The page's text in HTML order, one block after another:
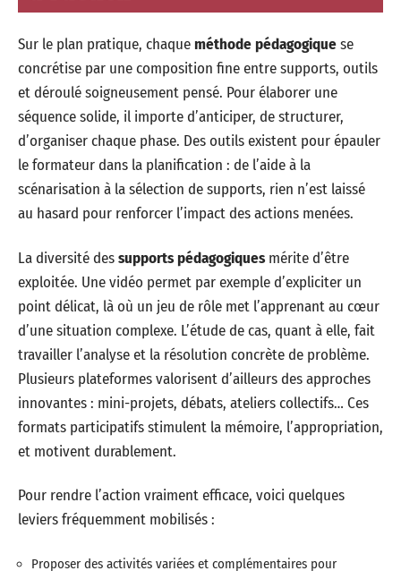
Sur le plan pratique, chaqueméthode pédagogiquese
concrétise par une composition fine entre supports, outils
et déroulé soigneusement pensé. Pour élaborer une
séquence solide, il importe d’anticiper, de structurer,
d’organiser chaque phase. Des outils existent pour épauler
le formateur dans la planification : de l’aide à la
scénarisation à la sélection de supports, rien n’est laissé
au hasard pour renforcer l’impact des actions menées.
La diversité dessupports pédagogiquesmérite d’être
exploitée. Une vidéo permet par exemple d’expliciter un
point délicat, là où un jeu de rôle met l’apprenant au cœur
d’une situation complexe. L’étude de cas, quant à elle, fait
travailler l’analyse et la résolution concrète de problème.
Plusieurs plateformes valorisent d’ailleurs des approches
innovantes : mini-projets, débats, ateliers collectifs… Ces
formats participatifs stimulent la mémoire, l’appropriation,
et motivent durablement.
Pour rendre l’action vraiment efficace, voici quelques
leviers fréquemment mobilisés :
Proposer des activités variées et complémentaires pour